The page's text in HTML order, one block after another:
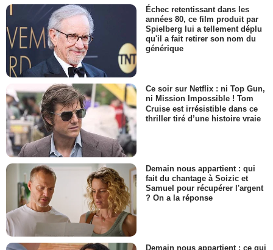
Échec retentissant dans les
années 80, ce film produit par
Spielberg lui a tellement déplu
qu'il a fait retirer son nom du
générique
Ce soir sur Netflix : ni Top Gun,
ni Mission Impossible ! Tom
Cruise est irrésistible dans ce
thriller tiré d’une histoire vraie
Demain nous appartient : qui
fait du chantage à Soizic et
Samuel pour récupérer l'argent
? On a la réponse
Demain nous appartient : ce qui